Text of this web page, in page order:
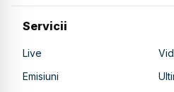
Servicii
Live
Emisiuni